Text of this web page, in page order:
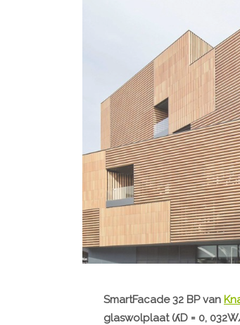
SmartFacade 32 BP van
glaswolplaat (ʎD = 0,